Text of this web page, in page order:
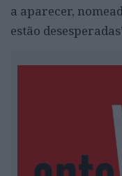
a aparecer,
estão